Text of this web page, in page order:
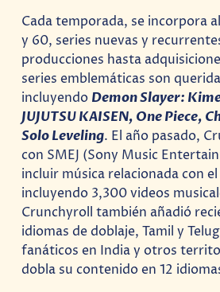
Cada temporada, se incorpora
y 60, series nuevas y
producciones hasta
series emblemáticas son
incluyendo Demon Slayer:
JUJUTSU KAISEN, One Piece,
Solo Leveling. El año pasado,
con SMEJ (Sony Music
incluir música relacionada con
incluyendo 3,300 videos
Crunchyroll también añadió
idiomas de doblaje, Tamil y
fanáticos en India y otros
dobla su contenido en 12